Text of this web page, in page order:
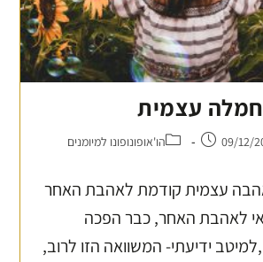
עצמית
09/12/ הו'אופונופונו למיומנים
עצמית קודמת לאהבת האחר
לאהבת האחר, כבר הפכה
ידיעתי- המשוואה הזו לרוב,